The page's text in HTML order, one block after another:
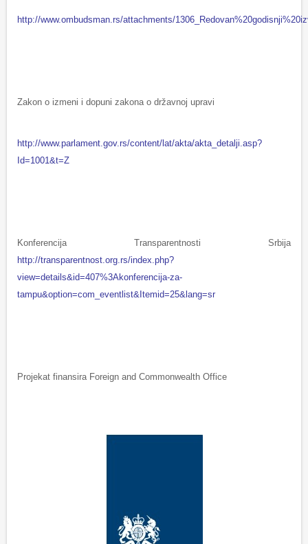
http://www.ombudsman.rs/attachments/
Zakon o izmeni i dopuni zakona o državnoj upravi
http://www.parlament.gov.rs/content/lat/akta/akta_detalji.asp?
Id=1001&t=Z
Konferencija Transparentnosti Srbija
http://transparentnost.org.rs/index.php?
view=details&id=407%3Akonferencija-za-
tampu&option=com_eventlist&Itemid=25&lang=sr
Projekat finansira Foreign and Commonwealth Office